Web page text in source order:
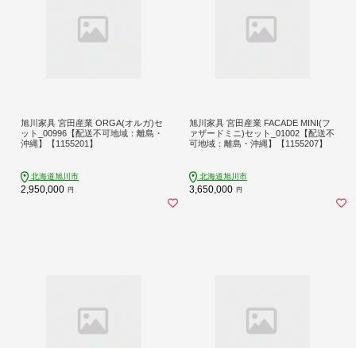
旭川家具 宮田産業 ORGA(オルガ)セ
ット_00996【配送不可地域：離島・
沖縄】【1155201】
北海道旭川市
2,950,000 円
旭川家具 宮田産業 FACADE MINI(フ
ァザードミニ)セット_01002【配送不
可地域：離島・沖縄】【1155207】
北海道旭川市
3,650,000 円